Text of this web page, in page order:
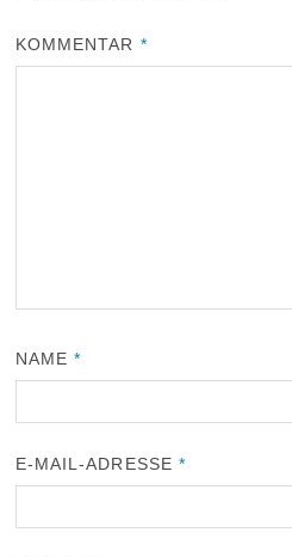
KOMMENTAR *
NAME*
E-MAIL-ADRESSE *